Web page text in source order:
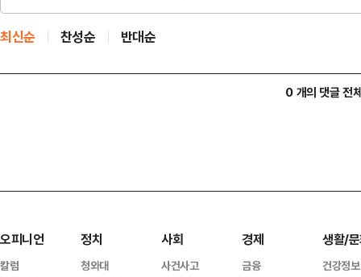
최신순 찬성순 반대순
0 개의 댓글 전
오피니언
칼럼
정치
청와대
사회
사건사고
경제
금융
생활/
건강정보